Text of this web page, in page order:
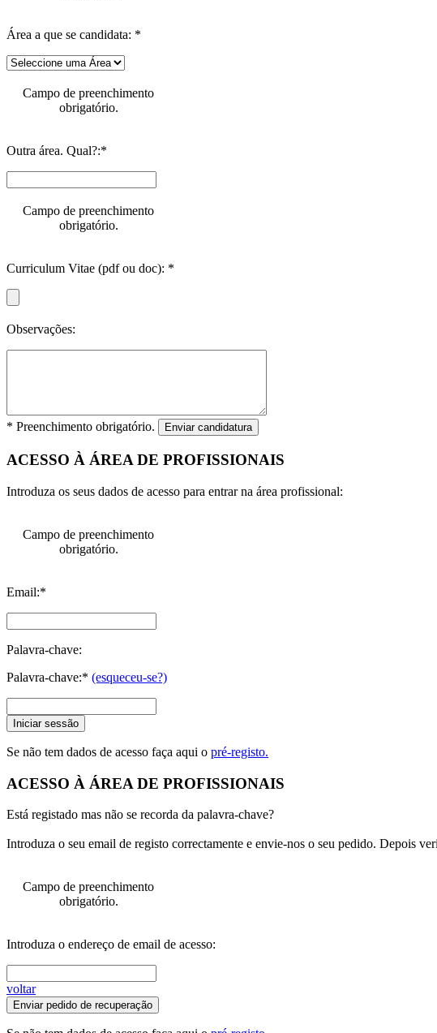
Área a que se candidata: *
Campo de preenchimento
obrigatório.
Outra área. Qual?:*
Campo de preenchimento
obrigatório.
Curriculum Vitae (pdf ou doc): *
Observações:
* Preenchimento obrigatório. Enviar candidatura
ACESSO À ÁREA DE PROFISSIONAIS
Introduza os seus dados de acesso para entrar na área profissional:
Campo de preenchimento
obrigatório.
Email:*
Palavra-chave:
Palavra-chave:* (esqueceu-se?)
Iniciar sessão
Se não tem dados de acesso faça aqui o pré-registo.
ACESSO À ÁREA DE PROFISSIONAIS
Está registado mas não se recorda da palavra-chave?
Introduza o seu email de registo correctamente e envie-nos o seu pedido. Depois
Campo de preenchimento
obrigatório.
Introduza o endereço de email de acesso:
voltar
Enviar pedido de recuperação